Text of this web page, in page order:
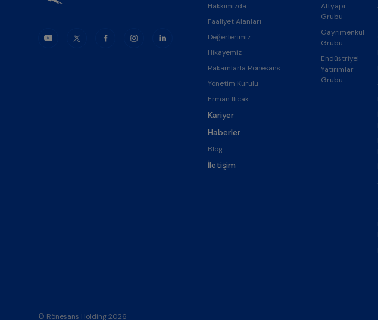
Hakkımızda
Faaliyet Alanları
Değerlerimiz
Hikayemiz
Rakamlarla Rönesans
Yönetim Kurulu
Erman Ilıcak
Kariyer
Haberler
Blog
İletişim
Altyapı
Grubu
Gayrimenkul
Grubu
Endüstriyel
Yatırımlar
Grubu
© Rönesans Holding 2026